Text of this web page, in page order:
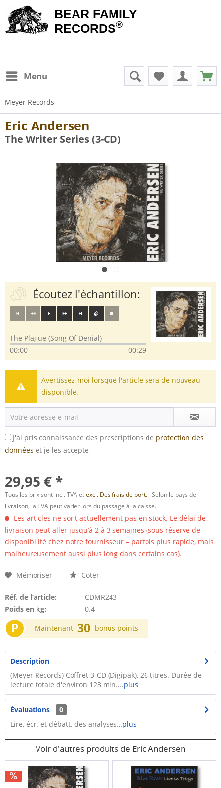
BEAR FAMILY
RECORDS®
Menu
Meyer Records
Eric Andersen
The Writer Series (3-CD)
Écoutez l'échantillon:
The Plague (Song Of Denial)
00:00
00:29
Avertissez-moi lorsque l'article sera de nouveau
disponible.
J'ai pris connaissance des prescriptions de protection des
données et je les accepte
29,95 € *
Tous les prix sont incl. TVA etexcl. Des frais de port.- Selon le pays de
livraison, la TVA peut varier lors du passage à la caisse.
Les articles ne sont actuellement pas en stock. Le délai de
livraison peut aller jusqu’à 2 à 3 semaines (sous réserve de
disponibilité chez notre fournisseur – parfois plus rapide, mais
malheureusement aussi plus long dans certains cas).
Mémoriser Coter
Réf. de l’article:
CDMR243
Poids en kg:
0.4
P Maintenant 30 bonus points
Description
(Meyer Records) Coffret 3-CD (Digipak), 26 titres. Durée de
lecture totale d'environ 123 min....plus
Évaluations
0
Lire, écr. et débatt. des analyses…plus
Voir d'autres produits de Eric Andersen